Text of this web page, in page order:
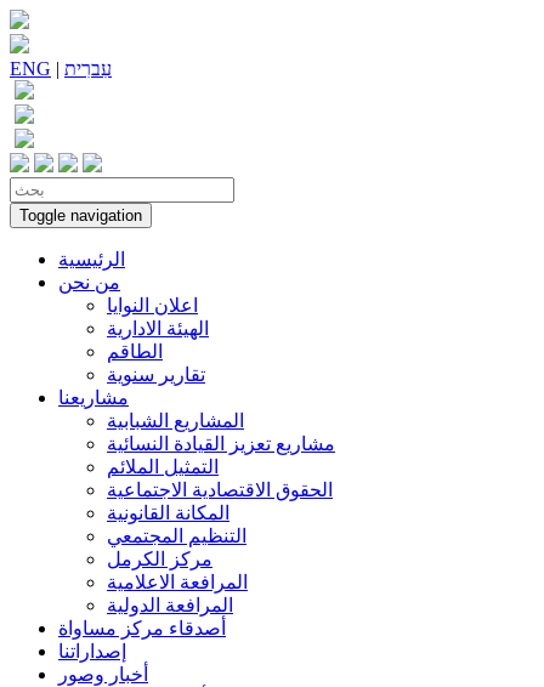
ENG | עִברִית
Toggle navigation
الرئيسية
من نحن
اعلان النوايا
الهيئة الادارية
الطاقم
تقارير سنوية
مشاريعنا
المشاريع الشبابية
مشاريع تعزيز القيادة النسائية
التمثيل الملائم
الحقوق الاقتصادية الاجتماعية
المكانة القانونية
التنظيم المجتمعي
مركز الكرمل
المرافعة الاعلامية
المرافعة الدولية
أصدقاء مركز مساواة
إصداراتنا
أخبار وصور